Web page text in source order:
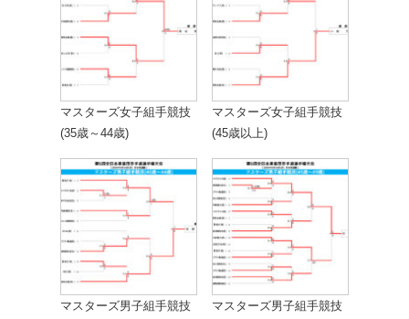
マスターズ女子組手競技
(35歳～44歳)
マスターズ女子組手競技
(45歳以上)
マスターズ男子組手競技
マスターズ男子組手競技